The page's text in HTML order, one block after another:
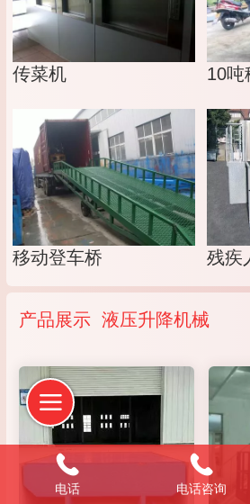
传菜机 10吨
移动登车桥 残疾
产品展示  液压升降机械
电话 电话咨询